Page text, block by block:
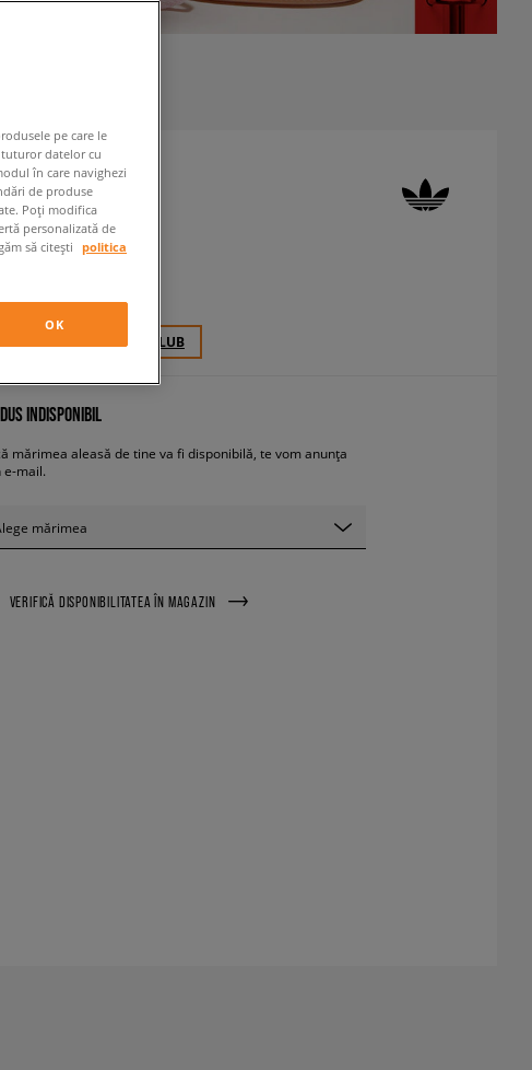
SUPERSTAR II
sneakers
SIZEERCLUB
INDISPONIBIL
mărimea aleasă de tine va fi disponibilă, te vom anunța
e-mail.
mărimea
VERIFICĂ DISPONIBILITATEA ÎN MAGAZIN
pe care le
datelor cu
în care navighezi
de produse
Poți modifica
personalizată de
să citești politica
OK